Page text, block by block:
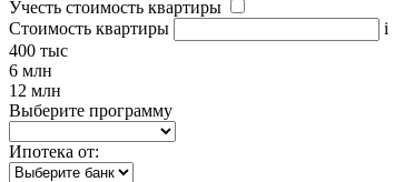
Учесть стоимость квартиры
Стоимость квартиры
i
400 тыс
6 млн
12 млн
Выберите программу
Ипотека от: